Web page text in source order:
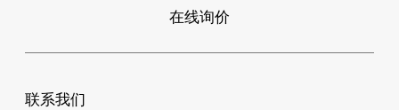
在线询价
联系我们